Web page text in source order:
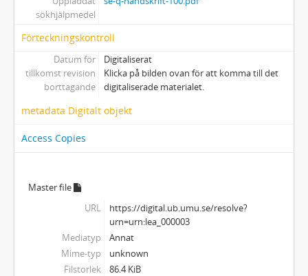
sökhjälpmedel
Förteckningskontroll
Datum för
tillkomst revision
borttagande
Digitaliserat
Klicka på bilden ovan för att komma till det
digitaliserade materialet.
metadata Digitalt objekt
Access Copies
Master file
URL
https://digital.ub.umu.se/resolve?
urn=urn:lea_000003
Mediatyp
Annat
Mime-typ
unknown
Filstorlek
86.4 KiB